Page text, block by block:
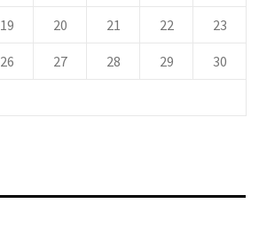
19 20 21 22 23
26 27 28 29 30